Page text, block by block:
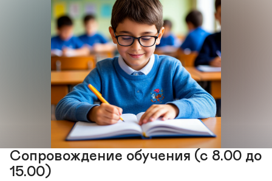
Сопровождение обучения (с 8.00 до
15.00)